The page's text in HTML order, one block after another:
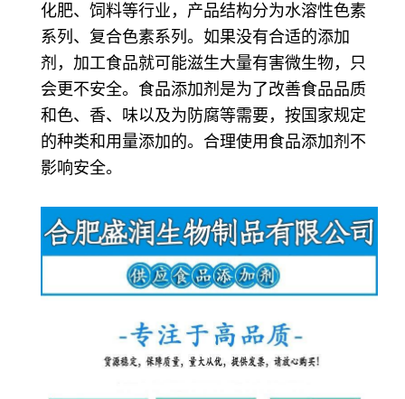
化肥、饲料等行业，产品结构分为水溶性色素
系列、复合色素系列。如果没有合适的添加
剂，加工食品就可能滋生大量有害微生物，只
会更不安全。食品添加剂是为了改善食品品质
和色、香、味以及为防腐等需要，按国家规定
的种类和用量添加的。合理使用食品添加剂不
影响安全。